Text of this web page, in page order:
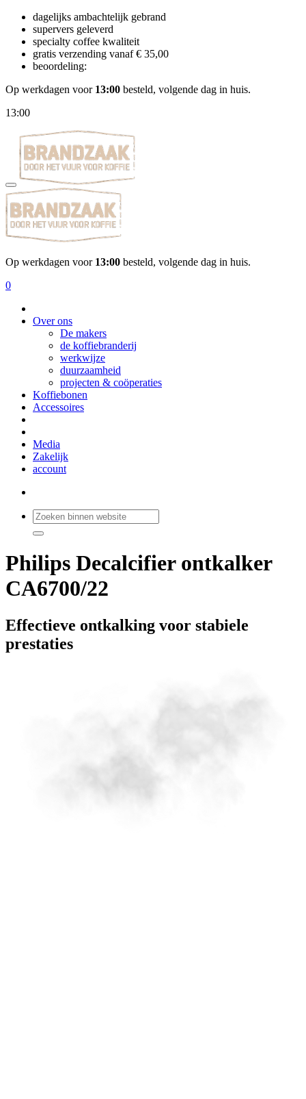
dagelijks ambachtelijk gebrand
supervers geleverd
specialty coffee kwaliteit
gratis verzending vanaf € 35,00
beoordeling:
Op werkdagen voor 13:00 besteld, volgende dag in huis.
13:00
Op werkdagen voor 13:00 besteld, volgende dag in huis.
0
Over ons
De makers
de koffiebranderij
werkwijze
duurzaamheid
projecten & coöperaties
Koffiebonen
Accessoires
Media
Zakelijk
account
Philips Decalcifier ontkalker
CA6700/22
Effectieve ontkalking voor stabiele
prestaties